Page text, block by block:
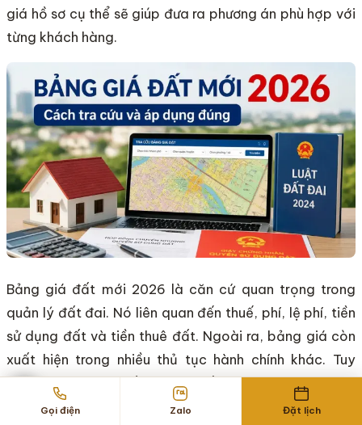
giá hồ sơ cụ thể sẽ giúp đưa ra phương án phù hợp với
từng khách hàng.
Bảng giá đất mới 2026 là căn cứ quan trọng trong
quản lý đất đai. Nó liên quan đến thuế, phí, lệ phí, tiền
sử dụng đất và tiền thuê đất. Ngoài ra, bảng giá còn
xuất hiện trong nhiều thủ tục hành chính khác. Tuy
nhiên, bảng giá đất không đồng nghĩa với giá thị
trường. Người dân và nhà đầu tư cần tra cứu đúng địa
Gọi điện Zalo Đặt lịch